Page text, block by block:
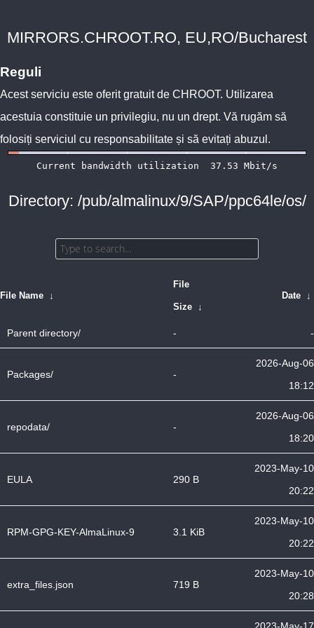
MIRRORS.CHROOT.RO, EU,RO/Bucharest
Reguli
Acest serviciu este oferit gratuit de CHROOT. Utilizarea
acestuia constituie un privilegiu, nu un drept. Vă rugăm să
folosiți serviciul cu responsabilitate și să evitați abuzul.
Directory: /pub/almalinux/9/SAP/ppc64le/os/
File Name ↓
File
Size ↓
Date ↓
Parent directory/ - -
Packages/ -
2026-Aug-06
18:12
repodata/ -
2026-Aug-06
18:20
EULA 290 B
2023-May-10
20:22
RPM-GPG-KEY-AlmaLinux-9 3.1 KiB
2023-May-10
20:22
extra_files.json 719 B
2023-May-10
20:28